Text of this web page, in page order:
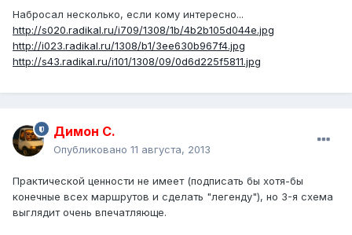
Набросал несколько, если кому интересно...
http://s020.radikal.ru/i709/1308/1b/4b2b105d044e.jpg
http://i023.radikal.ru/1308/b1/3ee630b967f4.jpg
http://s43.radikal.ru/i101/1308/09/0d6d225f5811.jpg
Димон С.
Опубликовано 11 августа, 2013
Практической ценности не имеет (подписать бы хотя-бы
конечные всех маршрутов и сделать "легенду"), но 3-я схема
выглядит очень впечатляюще.